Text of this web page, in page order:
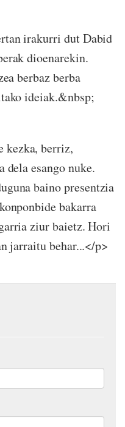
irakurri dut Dabid
dioenarekin.
berbaz berba
ideiak.&nbsp;
kezka, berriz,
dela esango nuke.
baino presentzia
bakarra
ziur baietz. Hori
jarraitu behar...</p>